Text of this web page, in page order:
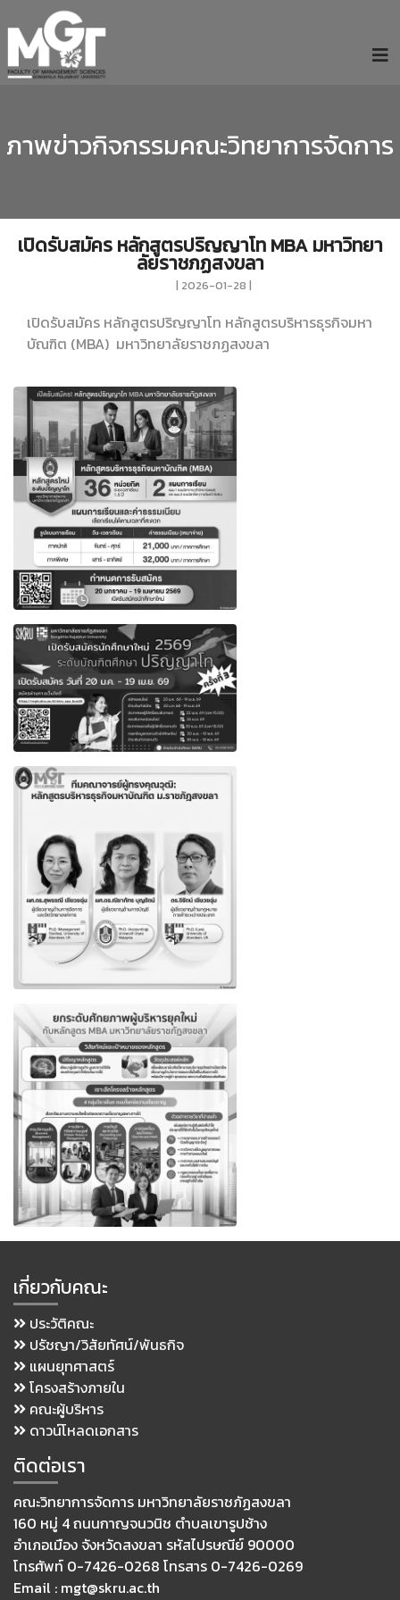
ภาพข่าวกิจกรรมคณะวิทยาการจัดการ
เปิดรับสมัคร หลักสูตรปริญญาโท MBA มหาวิทยา
ลัยราชภฏสงขลา
| 2026-01-28 |
เปิดรับสมัคร หลักสูตรปริญญาโท หลักสูตรบริหารธุรกิจมหา
บัณฑิต (MBA) มหาวิทยาลัยราชภฏสงขลา
เกี่ยวกับคณะ
ประวัติคณะ
ปรัชญา/วิสัยทัศน์/พันธกิจ
แผนยุทศาสตร์
โครงสร้างภายใน
คณะผู้บริหาร
ดาวน์โหลดเอกสาร
ติดต่อเรา
คณะวิทยาการจัดการ มหาวิทยาลัยราชภัฏสงขลา
160 หมู่ 4 ถนนกาญจนวนิช ตำบลเขารูปช้าง
อำเภอเมือง จังหวัดสงขลา รหัสไปรษณีย์ 90000
โทรศัพท์ 0-7426-0268 โทรสาร 0-7426-0269
Email : mgt@skru.ac.th